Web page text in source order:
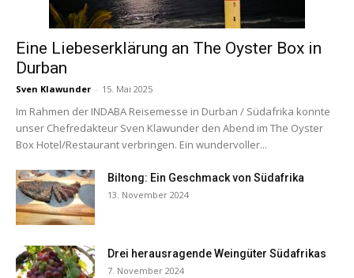
Eine Liebeserklärung an The Oyster Box in
Durban
Sven Klawunder - 15. Mai 2025
Im Rahmen der INDABA Reisemesse in Durban / Südafrika konnte
unser Chefredakteur Sven Klawunder den Abend im The Oyster
Box Hotel/Restaurant verbringen. Ein wundervoller...
Biltong: Ein Geschmack von Südafrika
13. November 2024
Drei herausragende Weingüter Südafrikas
7. November 2024